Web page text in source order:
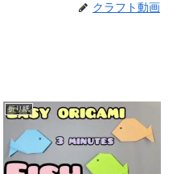
クラフト動画
折り紙